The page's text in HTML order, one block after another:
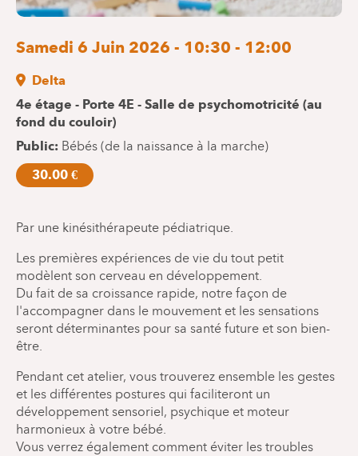
Samedi 6 Juin 2026 - 10:30 - 12:00
Delta
4e étage - Porte 4E - Salle de psychomotricité (au
fond du couloir)
Public Bébés (de la naissance à la marche)
30.00 €
Par une kinésithérapeute pédiatrique.
Les premières expériences de vie du tout petit
modèlent son cerveau en développement.
Du fait de sa croissance rapide, notre façon de
l'accompagner dans le mouvement et les sensations
seront déterminantes pour sa santé future et son bien-
être.
Pendant cet atelier, vous trouverez ensemble les gestes
et les différentes postures qui faciliteront un
développement sensoriel, psychique et moteur
harmonieux à votre bébé.
Vous verrez également comment éviter les troubles